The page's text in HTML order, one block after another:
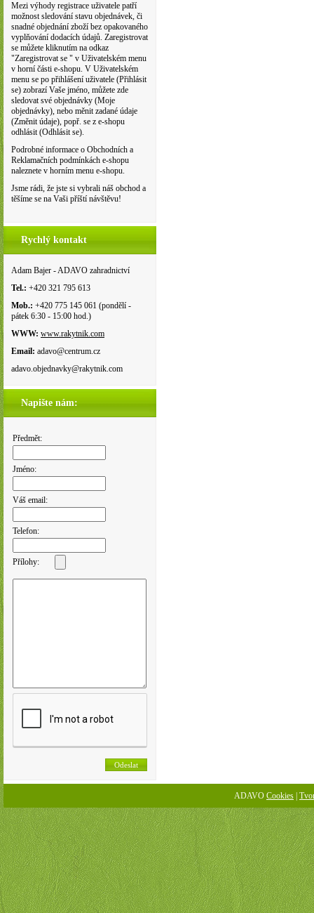
Mezi výhody registrace uživatele patří
možnost sledování stavu objednávek, či
snadné objednání zboží bez opakovaného
vyplňování dodacích údajů. Zaregistrovat
se můžete kliknutím na odkaz
"Zaregistrovat se " v Uživatelském menu
v horní části e-shopu. V Uživatelském
menu se po přihlášení uživatele (Přihlásit
se) zobrazí Vaše jméno, můžete zde
sledovat své objednávky (Moje
objednávky), nebo měnit zadané údaje
(Změnit údaje), popř. se z e-shopu
odhlásit (Odhlásit se).
Podrobné informace o Obchodních a
Reklamačních podmínkách e-shopu
naleznete v horním menu e-shopu.
Jsme rádi, že jste si vybrali náš obchod a
těšíme se na Vaši příští návštěvu!
Rychlý kontakt
Adam Bajer - ADAVO zahradnictví
Tel.: +420 321 795 613
Mob.: +420 775 145 061 (pondělí -
pátek 6:30 - 15:00 hod.)
WWW: www.rakytnik.com
Email: adavo@centrum.cz
adavo.objednavky@rakytnik.com
Napište nám:
Předmět:
Jméno:
Váš email:
Telefon:
Přílohy:
ADAVO Cookies